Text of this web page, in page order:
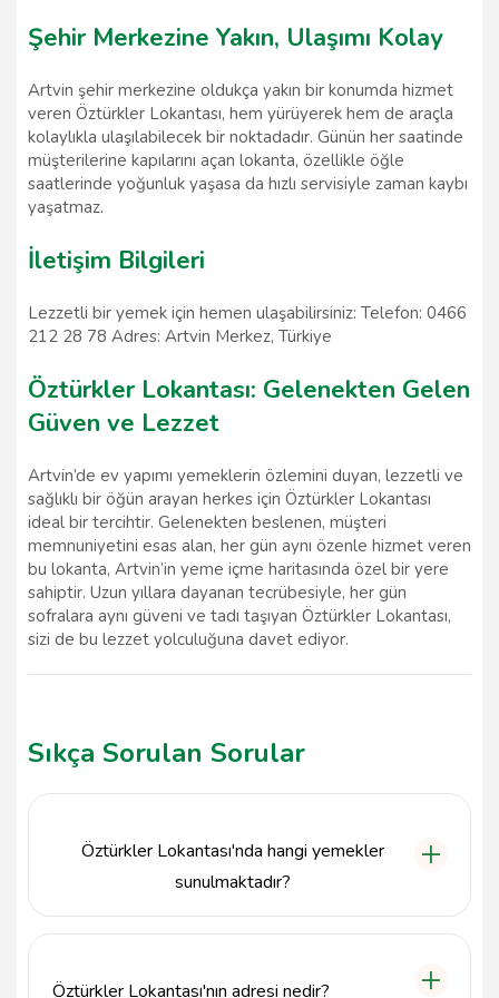
Şehir Merkezine Yakın, Ulaşımı Kolay
Artvin şehir merkezine oldukça yakın bir konumda hizmet
veren Öztürkler Lokantası, hem yürüyerek hem de araçla
kolaylıkla ulaşılabilecek bir noktadadır. Günün her saatinde
müşterilerine kapılarını açan lokanta, özellikle öğle
saatlerinde yoğunluk yaşasa da hızlı servisiyle zaman kaybı
yaşatmaz.
İletişim Bilgileri
Lezzetli bir yemek için hemen ulaşabilirsiniz: Telefon: 0466
212 28 78 Adres: Artvin Merkez, Türkiye
Öztürkler Lokantası: Gelenekten Gelen
Güven ve Lezzet
Artvin’de ev yapımı yemeklerin özlemini duyan, lezzetli ve
sağlıklı bir öğün arayan herkes için Öztürkler Lokantası
ideal bir tercihtir. Gelenekten beslenen, müşteri
memnuniyetini esas alan, her gün aynı özenle hizmet veren
bu lokanta, Artvin’in yeme içme haritasında özel bir yere
sahiptir. Uzun yıllara dayanan tecrübesiyle, her gün
sofralara aynı güveni ve tadı taşıyan Öztürkler Lokantası,
sizi de bu lezzet yolculuğuna davet ediyor.
Sıkça Sorulan Sorular
Öztürkler Lokantası'nda hangi yemekler
sunulmaktadır?
Öztürkler Lokantası'nın adresi nedir?